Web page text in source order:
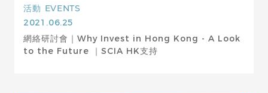
活動 EVENTS
2021.06.25
網絡研討會｜Why Invest in Hong Kong - A Look
to the Future ｜SCIA HK支持